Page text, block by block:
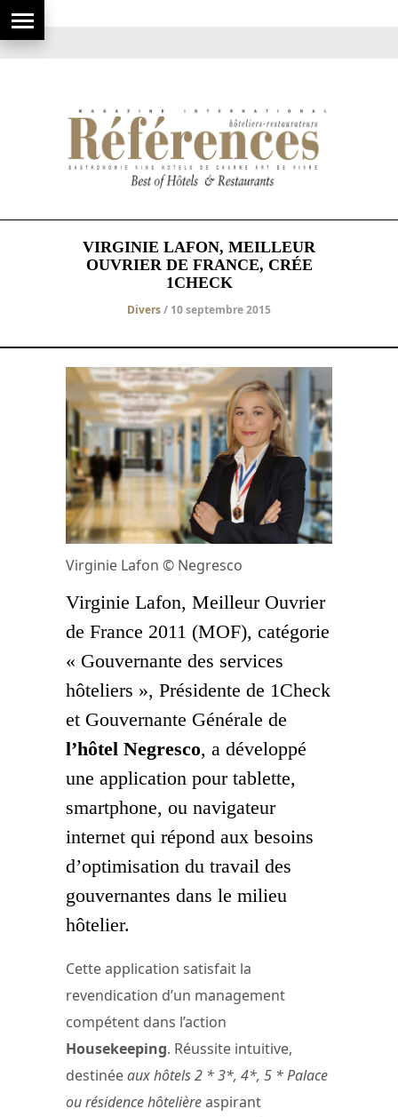
VIRGINIE LAFON, MEILLEUR
OUVRIER DE FRANCE, CRÉE
1CHECK
Divers/ 10 septembre 2015
Virginie Lafon © Negresco
Virginie Lafon, Meilleur Ouvrier
de France 2011 (MOF), catégorie
« Gouvernante des services
hôteliers », Présidente de 1Check
et Gouvernante Générale de
l’hôtel Negresco, a développé
une application pour tablette,
smartphone, ou navigateur
internet qui répond aux besoins
d’optimisation du travail des
gouvernantes dans le milieu
hôtelier.
Cette application satisfait la
revendication d’un management
compétent dans l’action
Housekeeping. Réussite intuitive,
destinéeaux hôtels 2 * 3*, 4*, 5 * Palace
ou résidence hôtelièreaspirant